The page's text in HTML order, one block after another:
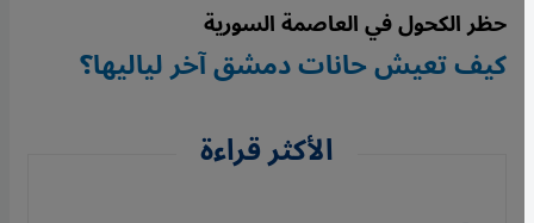
حظر الكحول في العاصمة السورية
كيف تعيش حانات دمشق آخر لياليها؟
الأكثر قراءة